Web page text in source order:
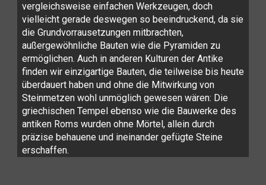
vergleichsweise einfachen Werkzeugen, doch
vielleicht gerade deswegen so beeindruckend, da sie
die Grundvorrausetzungen mitbrachten,
außergewöhnliche Bauten wie die Pyramiden zu
ermöglichen. Auch in anderen Kulturen der Antike
finden wir einzigartige Bauten, die teilweise bis heute
überdauert haben und ohne die Mitwirkung von
Steinmetzen wohl unmöglich gewesen wären: Die
griechischen Tempel ebenso wie die Bauwerke des
antiken Roms wurden ohne Mörtel, allein durch
präzise behauene und ineinander gefügte Steine
erschaffen.